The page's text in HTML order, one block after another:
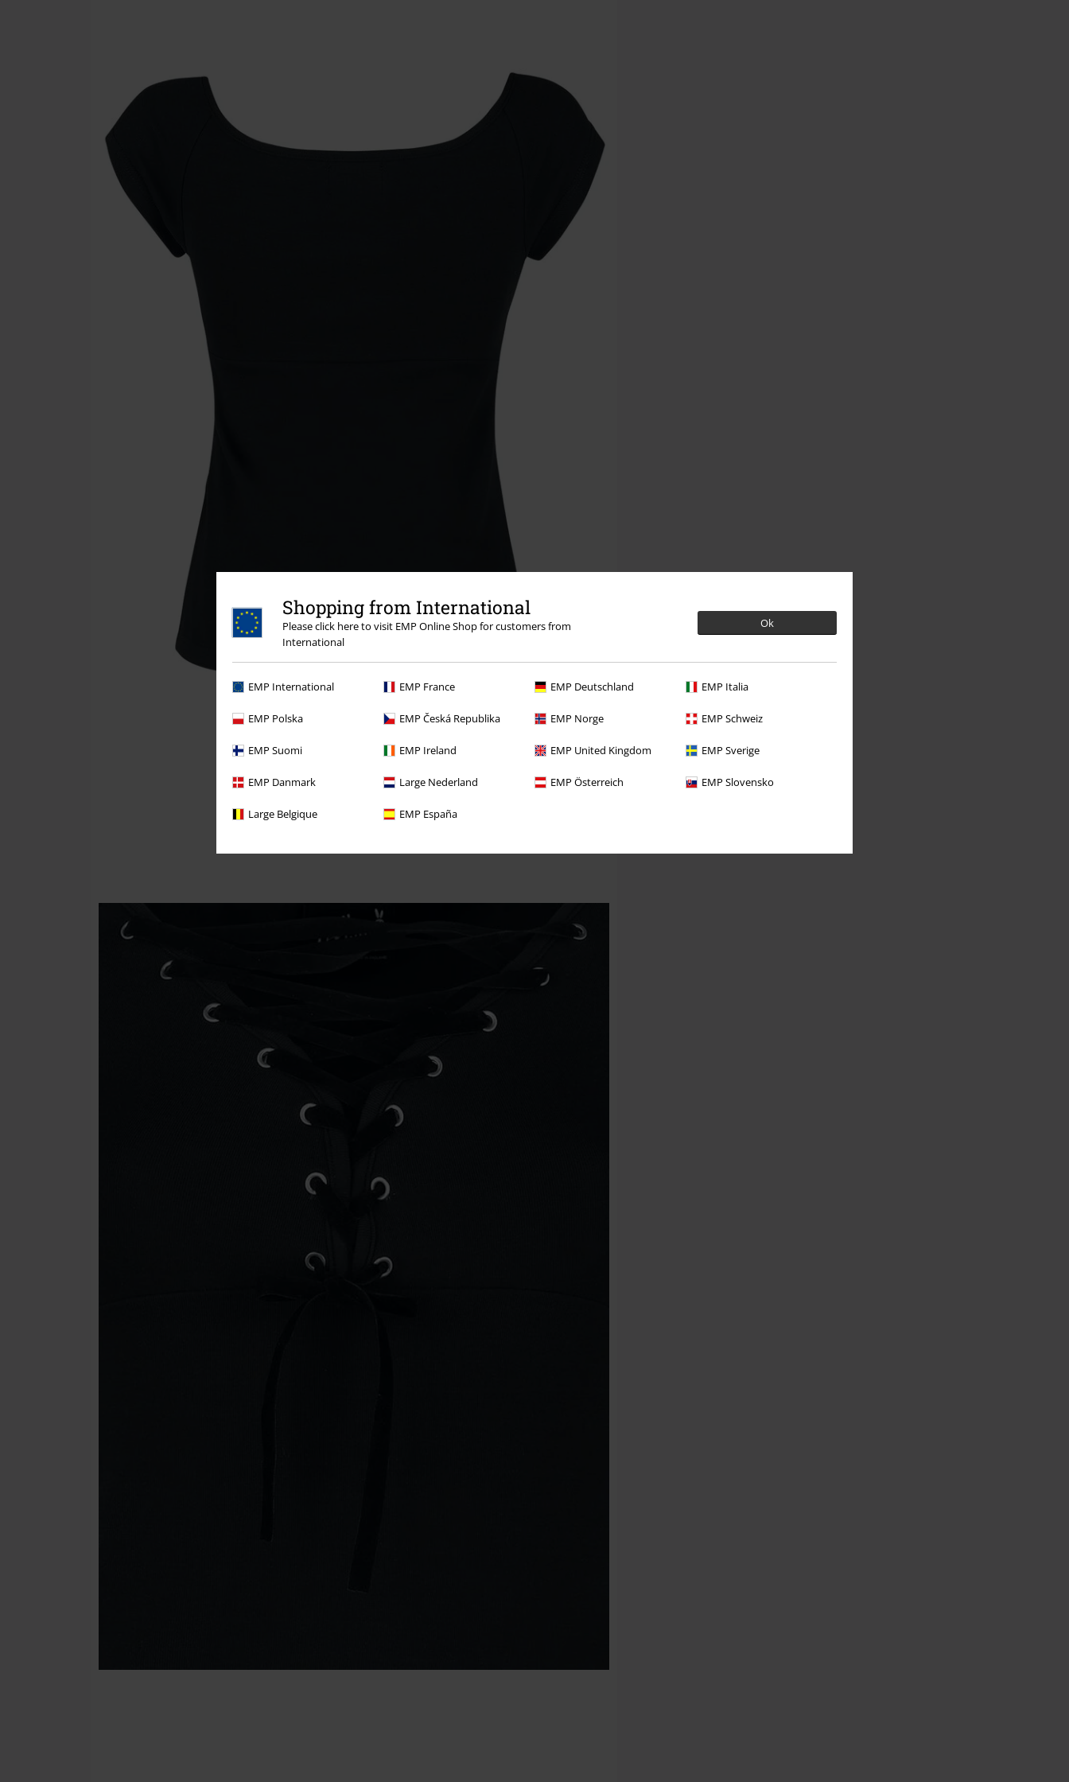
Shopping from International
Please click here to visit EMP Online Shop for customers from
International
Ok
EMP International EMP France EMP Deutschland EMP Italia
EMP Polska EMP Česká Republika EMP Norge EMP Schweiz
EMP Suomi EMP Ireland EMP United Kingdom EMP Sverige
EMP Danmark Large Nederland EMP Österreich EMP Slovensko
Large Belgique EMP España